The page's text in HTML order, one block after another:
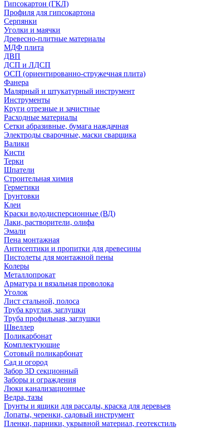
Гипсокартон (ГКЛ)
Профиля для гипсокартона
Серпянки
Уголки и маячки
Древесно-плитные материалы
МДФ плита
ДВП
ДСП и ЛДСП
ОСП (ориентированно-стружечная плита)
Фанера
Малярный и штукатурный инструмент
Инструменты
Круги отрезные и зачистные
Расходные материалы
Сетки абразивные, бумага наждачная
Электроды сварочные, маски сварщика
Валики
Кисти
Терки
Шпатели
Строительная химия
Герметики
Грунтовки
Клеи
Краски вододисперсионные (ВД)
Лаки, растворители, олифа
Эмали
Пена монтажная
Антисептики и пропитки для древесины
Пистолеты для монтажной пены
Колеры
Металлопрокат
Арматура и вязальная проволока
Уголок
Лист стальной, полоса
Труба круглая, заглушки
Труба профильная, заглушки
Швеллер
Поликарбонат
Комплектующие
Сотовый поликарбонат
Сад и огород
Забор 3D секционный
Заборы и ограждения
Люки канализационные
Ведра, тазы
Грунты и ящики для рассады, краска для деревьев
Лопаты, черенки, садовый инструмент
Пленки, парники, укрывной материал, геотекстиль